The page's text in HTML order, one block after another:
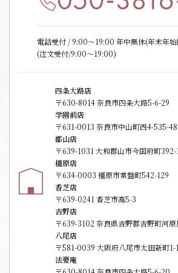
電話受付 / 9:00〜19:00 年中無休(年末年
(注文受付/9:00～19:00)
四条大路店
〒630-8014 奈良市四条大路5-6-29
学園前店
〒631-0013 奈良市中山町西4-535-
郡山店
〒639-1031 大和郡山市今国府町392-1
橿原店
〒634-0003 橿原市常盤町542-129
香芝店
〒639-0241 香芝市高5-3
吉野店
〒639-3102 奈良県吉野郡吉野町河原
八尾店
〒581-0039 大阪府八尾市太田新町1-
法要庵